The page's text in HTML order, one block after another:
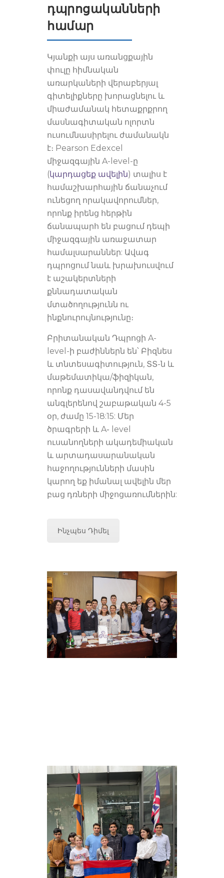
դպրոցականների
համար
Կյանքի այս առանցքային
փուլը հիմնական
առարկաների վերաբերյալ
գիտելիքները խորացնելու և
միաժամանակ հետաքրքրող
մասնագիտական ոլորտն
ուսումնասիրելու ժամանակն
է։ Pearson Edexcel
միջազգային A-level-ը
(կարդացեք ավելին) տալիս է
համաշխարհային ճանաչում
ունեցող որակավորումներ,
որոնք իրենց հերթին
ճանապարհ են բացում դեպի
միջազգային առաջատար
համալսարաններ: Ավագ
դպրոցում նաև խրախուսվում
է աշակերտների
քննադատական
մտածողությունն ու
ինքնուրույնությունը։
Բրիտանական Դպրոցի A-
level-ի բաժիններն են՝ Բիզնես
և տնտեսագիտություն, ՏՏ-ն և
մաթեմատիկա/ֆիզիկան,
որոնք դասավանդվում են
անգլերենով շաբաթական 4-5
օր, ժամը 15-18:15: Մեր
ծրագրերի և A֊ level
ուսանողների ակադեմիական
և արտադասարանական
հաջողությունների մասին
կարող եք իմանալ ավելին մեր
բաց դռների միջոցառումներին:
Ինչպես Դիմել